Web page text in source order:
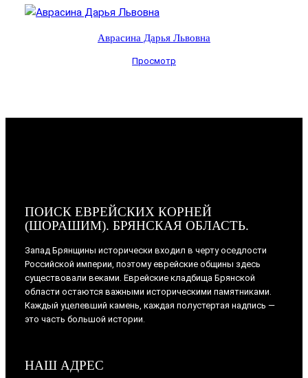
Аврасина Дарья Львовна
Просмотр
ПОИСК ЕВРЕЙСКИХ КОРНЕЙ
(ШОРАШИМ). БРЯНСКАЯ ОБЛАСТЬ.
Запад Брянщины исторически входил в черту оседлости
Российской империи, поэтому еврейские общины здесь
существовали веками. Еврейские кладбища Брянской
области остаются важными историческими памятниками.
Каждый уцелевший камень, каждая полустертая надпись —
это часть большой истории.
НАШ АДРЕС